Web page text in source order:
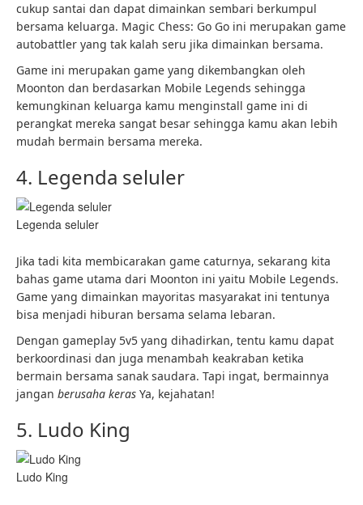
cukup santai dan dapat dimainkan sembari berkumpul
bersama keluarga. Magic Chess: Go Go ini merupakan game
autobattler yang tak kalah seru jika dimainkan bersama.
Game ini merupakan game yang dikembangkan oleh
Moonton dan berdasarkan Mobile Legends sehingga
kemungkinan keluarga kamu menginstall game ini di
perangkat mereka sangat besar sehingga kamu akan lebih
mudah bermain bersama mereka.
4. Legenda seluler
Legenda seluler
Jika tadi kita membicarakan game caturnya, sekarang kita
bahas game utama dari Moonton ini yaitu Mobile Legends.
Game yang dimainkan mayoritas masyarakat ini tentunya
bisa menjadi hiburan bersama selama lebaran.
Dengan gameplay 5v5 yang dihadirkan, tentu kamu dapat
berkoordinasi dan juga menambah keakraban ketika
bermain bersama sanak saudara. Tapi ingat, bermainnya
jangan berusaha keras Ya, kejahatan!
5. Ludo King
Ludo King